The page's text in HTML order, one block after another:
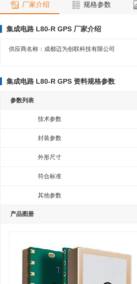
厂家介绍 规格参数
集成电路 L80-R GPS 厂家介绍
供应商名称： 成都迈为创联科技有限公司
集成电路 L80-R GPS 资料规格参数
参数列表
技术参数
封装参数
外形尺寸
符合标准
其他参数
产品图册